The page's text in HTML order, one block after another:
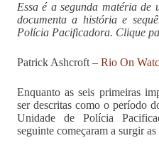
Essa é a segunda matéria de
documenta a história e
Polícia Pacificadora. Clique
Patrick Ashcroft – Rio On
Enquanto as seis primeiras
ser descritas como o período
Unidade de Polícia
seguinte começaram a surgir